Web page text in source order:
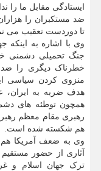
ایستادگی مقابل ما را
ضد مستکبران را
تا دوردست تعقیب می
وی با اشاره به اینکه
جنگ تحمیلی دشمنی
خطرناک دیگری را
منزوی کردن سیاسی
هدف ضربه به ایران،
همچون توطئه های
رهبری مقام معظم
هم شکسته شده است.
وی به ضعف آمریکا هم
آثاری از حضور
ترک جهان اسلام و